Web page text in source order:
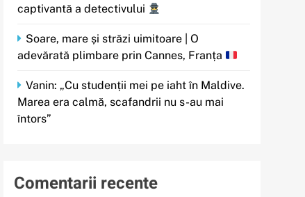
captivantă a detectivului
Soare, mare și străzi uimitoare | O
adevărată plimbare prin Cannes, Franța
Vanin: „Cu studenții mei pe iaht în Maldive.
Marea era calmă, scafandrii nu s-au mai
întors”
Comentarii recente